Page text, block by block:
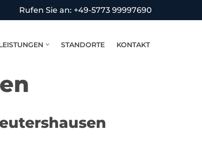
Rufen Sie an: +49-5773 99997690
STANDORTE KONTAKT